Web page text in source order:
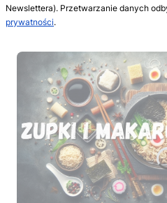
Newslettera). Przetwarzanie danych
prywatności.